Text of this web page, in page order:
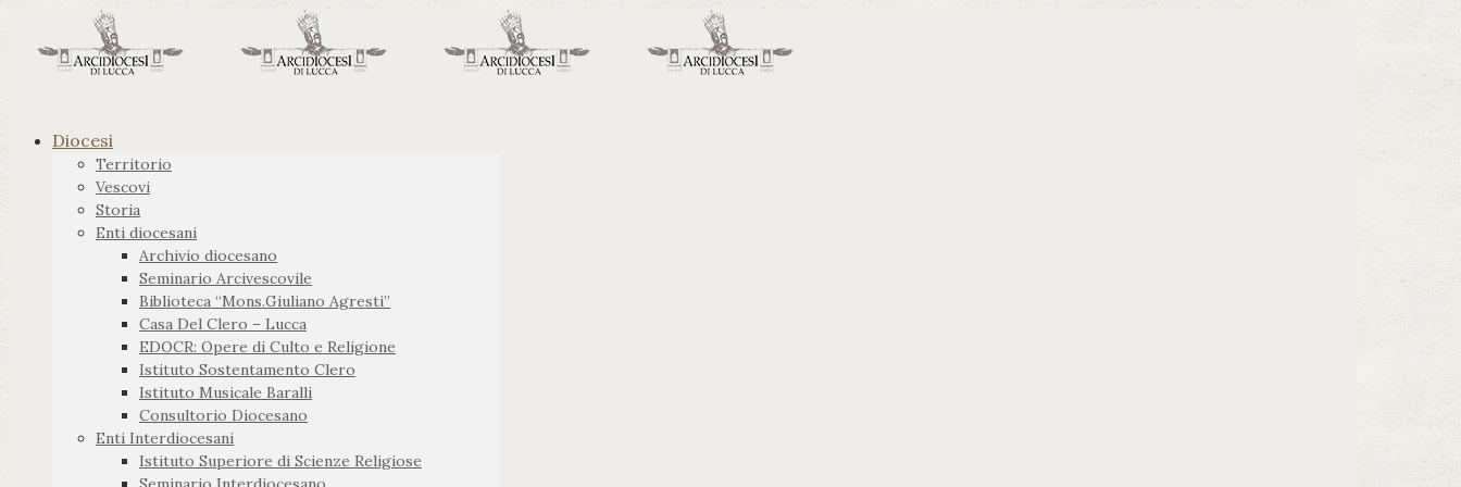
Diocesi
Territorio
Vescovi
Storia
Enti diocesani
Archivio diocesano
Seminario Arcivescovile
Biblioteca “Mons.Giuliano Agresti”
Casa Del Clero – Lucca
EDOCR: Opere di Culto e Religione
Istituto Sostentamento Clero
Istituto Musicale Baralli
Consultorio Diocesano
Enti Interdiocesani
Istituto Superiore di Scienze Religiose